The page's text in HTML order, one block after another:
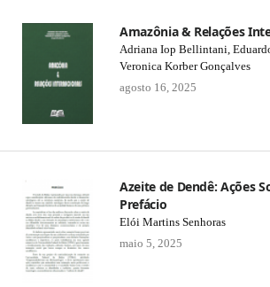
Amazônia & Relações
Adriana Iop Bellintani,
Veronica Korber Gonçalves
agosto 16, 2025
Azeite de Dendê: Ações
Prefácio
Elói Martins Senhoras
maio 5, 2025